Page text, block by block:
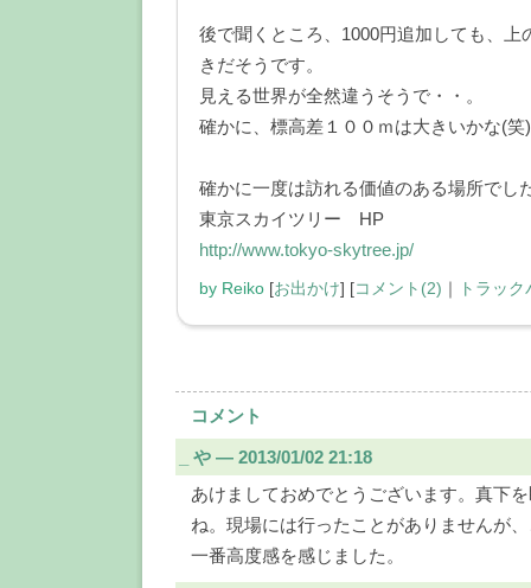
後で聞くところ、1000円追加しても、上
きだそうです。
見える世界が全然違うそうで・・。
確かに、標高差１００ｍは大きいかな(笑
確かに一度は訪れる価値のある場所でし
東京スカイツリー HP
http://www.tokyo-skytree.jp/
by Reiko [お出かけ] [コメント(2) ｜ トラッ
コメント
や ― 2013/01/02 21:18
あけましておめでとうございます。真下
ね。現場には行ったことがありませんが
一番高度感を感じました。